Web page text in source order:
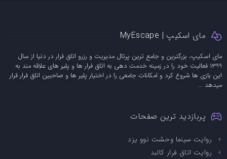
مای اسکیپ | MyEscape
مای اسکیپ، بزرگترین و جامع ترین پرتال مدیریت و رزرو اتاق فرار در دنیا از سال
1399 فعالیت خود را در زمینه خدمت دهی به اتاق فرار ها و پلیر های علاقه مند به
این بازی ها شروع کرد و امکانات جامعی را در اختیار پلیر ها و صاحبین اتاق فرار قرار
میدهد ...
پربازدید ترین صفحات
روایت سینما وحشت نوو یزد
روایت اتاق فرار کالبد